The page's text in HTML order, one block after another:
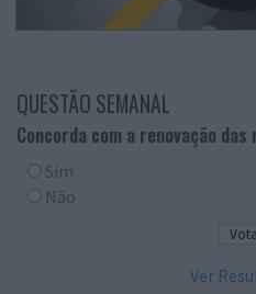
QUESTÃO SEMANAL
Concorda com a renovação
Sim
Não
Ver